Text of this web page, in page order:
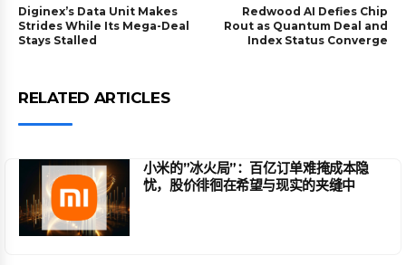
Diginex’s Data Unit Makes
Strides While Its Mega-Deal
Stays Stalled
Redwood AI Defies Chip
Rout as Quantum Deal and
Index Status Converge
RELATED ARTICLES
小米的”冰火局”：百亿订单难掩成本隐
忧，股价徘徊在希望与现实的夹缝中